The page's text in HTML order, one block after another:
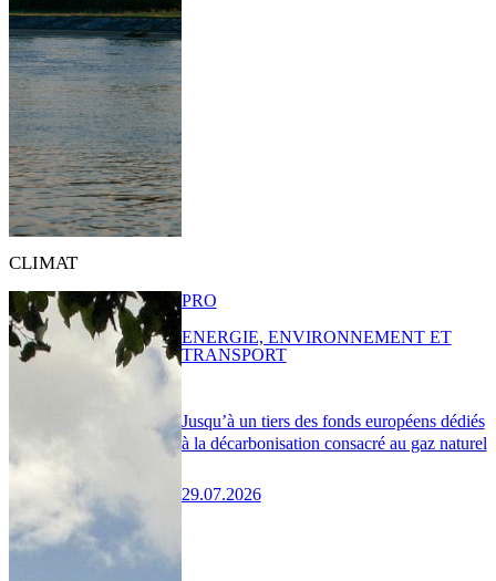
CLIMAT
Jusqu’à un tiers des fonds européens dédiés
à la décarbonisation consacré au gaz naturel
29.07.2026
PRO
ENERGIE, ENVIRONNEMENT ET
TRANSPORT